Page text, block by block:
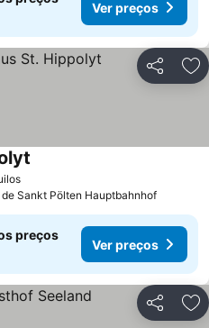
Ver preços
Partilhar
Ver preços
Sankt Pölten Hauptbahnhof
preços
Ver preços
Partilhar